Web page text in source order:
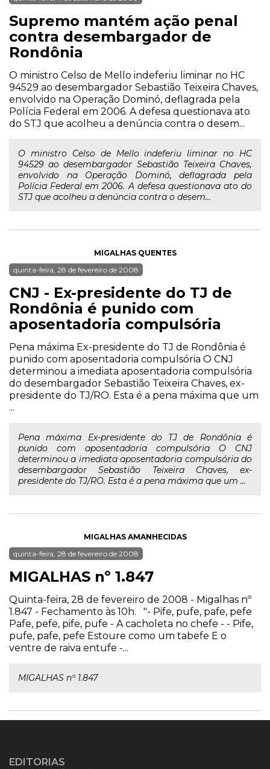
Supremo mantém ação penal
contra desembargador de
Rondônia
O ministro Celso de Mello indeferiu liminar no HC
94529 ao desembargador Sebastião Teixeira Chaves,
envolvido na Operação Dominó, deflagrada pela
Polícia Federal em 2006. A defesa questionava ato
do STJ que acolheu a denúncia contra o desem...
O ministro Celso de Mello indeferiu liminar no HC
94529 ao desembargador Sebastião Teixeira Chaves,
envolvido na Operação Dominó, deflagrada pela
Polícia Federal em 2006. A defesa questionava ato do
STJ que acolheu a denúncia contra o desem...
MIGALHAS QUENTES
quinta-feira, 28 de fevereiro de 2008
CNJ - Ex-presidente do TJ de
Rondônia é punido com
aposentadoria compulsória
Pena máxima Ex-presidente do TJ de Rondônia é
punido com aposentadoria compulsória O CNJ
determinou a imediata aposentadoria compulsória
do desembargador Sebastião Teixeira Chaves, ex-
presidente do TJ/RO. Esta é a pena máxima que um
...
Pena máxima Ex-presidente do TJ de Rondônia é
punido com aposentadoria compulsória O CNJ
determinou a imediata aposentadoria compulsória do
desembargador Sebastião Teixeira Chaves, ex-
presidente do TJ/RO. Esta é a pena máxima que um ...
MIGALHAS AMANHECIDAS
quinta-feira, 28 de fevereiro de 2008
MIGALHAS nº 1.847
Quinta-feira, 28 de fevereiro de 2008 - Migalhas nº
1.847 - Fechamento às 10h. "- Pife, pufe, pafe, pefe
Pafe, pefe, pife, pufe - A cacholeta no chefe - - Pife,
pufe, pafe, pefe Estoure como um tabefe E o
ventre de raiva entufe -...
MIGALHAS nº 1.847
EDITORIAS